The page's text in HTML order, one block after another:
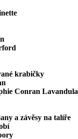
krabičky
Conran Lavandula
a závěsy na talíře